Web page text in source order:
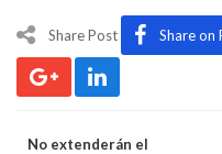
Share Post Share on
No extenderán el